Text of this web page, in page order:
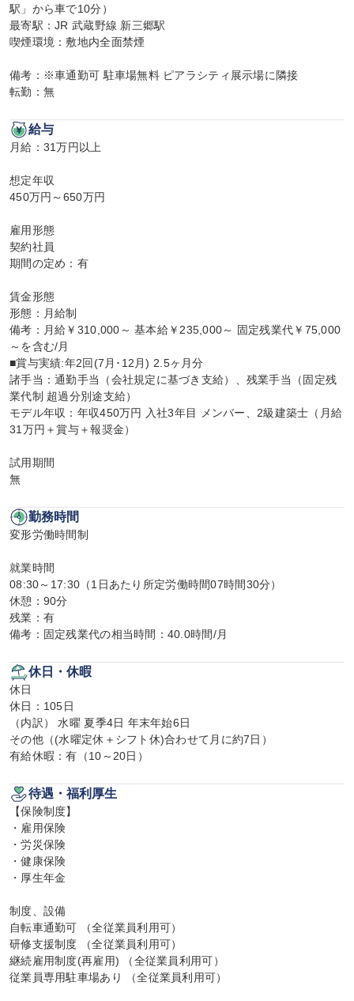
駅」から車で10分）
最寄駅：JR 武蔵野線 新三郷駅
喫煙環境：敷地内全面禁煙
備考：※車通勤可 駐車場無料 ピアラシティ展示場に隣接
転勤：無
給与
月給：31万円以上
想定年収
450万円～650万円
雇用形態
契約社員
期間の定め：有
賃金形態
形態：月給制
備考：月給￥310,000～ 基本給￥235,000～ 固定残業代￥75,000
～を含む/月
■賞与実績:年2回(7月･12月) 2.5ヶ月分
諸手当：通勤手当（会社規定に基づき支給）、残業手当（固定残
業代制 超過分別途支給）
モデル年収：年収450万円 入社3年目 メンバー、2級建築士（月給
31万円＋賞与＋報奨金）
試用期間
無
勤務時間
変形労働時間制
就業時間
08:30～17:30（1日あたり所定労働時間07時間30分）
休憩：90分
残業：有
備考：固定残業代の相当時間：40.0時間/月
休日・休暇
休日
休日：105日
（内訳） 水曜 夏季4日 年末年始6日
その他（(水曜定休＋シフト休)合わせて月に約7日）
有給休暇：有（10～20日）
待遇・福利厚生
【保険制度】
・雇用保険
・労災保険
・健康保険
・厚生年金
制度、設備
自転車通勤可 （全従業員利用可）
研修支援制度 （全従業員利用可）
継続雇用制度(再雇用) （全従業員利用可）
従業員専用駐車場あり （全従業員利用可）